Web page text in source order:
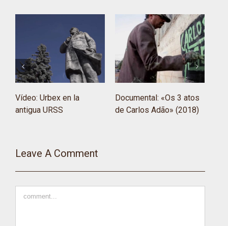
Vídeo: Urbex en la
antigua URSS
Documental: «Os 3 atos
de Carlos Adão» (2018)
Leave A Comment
Comment